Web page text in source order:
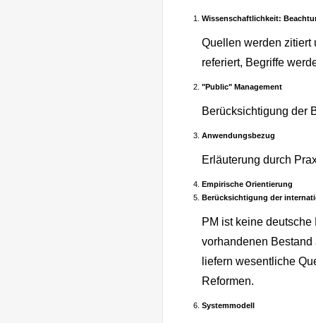
Wissenschaftlichkeit:
Quellen werden zitiert
referiert, Begriffe
"Public" Management
Berücksichtigung der
Anwendungsbezug
Erläuterung durch
Empirische Orientierung
Berücksichtigung der
PM ist keine
vorhandenen
liefern wesentliche
Reformen.
Systemmodell